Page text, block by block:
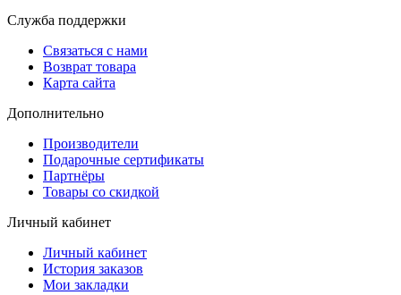
Служба поддержки
Связаться с нами
Возврат товара
Карта сайта
Дополнительно
Производители
Подарочные сертификаты
Партнёры
Товары со скидкой
Личный кабинет
Личный кабинет
История заказов
Мои закладки